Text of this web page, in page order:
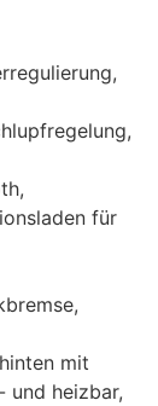
für
mit
und heizbar,